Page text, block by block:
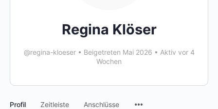
Regina Klöser
@regina-kloeser • Beigetreten Mai 2026 • Aktiv vor 4
Wochen
Profil Zeitleiste Anschlüsse